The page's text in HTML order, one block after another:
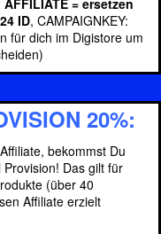
AFFILIATE = ersetzen
ID, CAMPAIGNKEY:
für dich im Digistore um
20%:
bekommst Du
Das gilt für
(über 40
Affiliate erzielt